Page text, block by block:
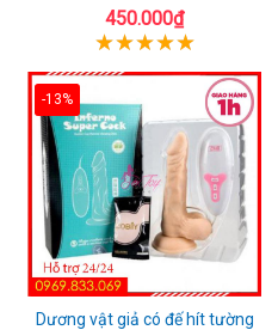
Phấn Mọi Nơi
450.000₫
-13%
Dương vật giả có đế hít tường